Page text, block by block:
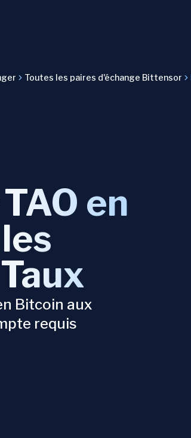
Toutes les paires d'échange Bittensor
en
Bitcoin aux
requis